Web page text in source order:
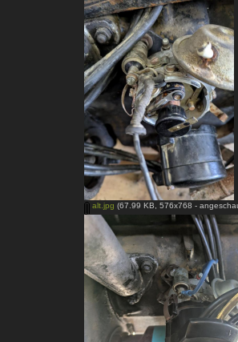
alt.jpg (67.99 KB, 576x768 -